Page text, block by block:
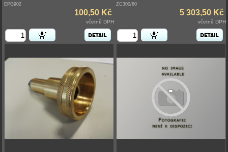
EPG902
100,50 Kč
včetně DPH
ZC300/60
5 303,50 Kč
včetně DPH